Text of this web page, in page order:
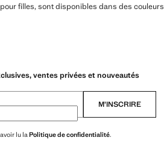
filles, sont disponibles dans des
ventes privées et nouveautés
M’INSCRIRE
lu laPolitique de confidentialité.